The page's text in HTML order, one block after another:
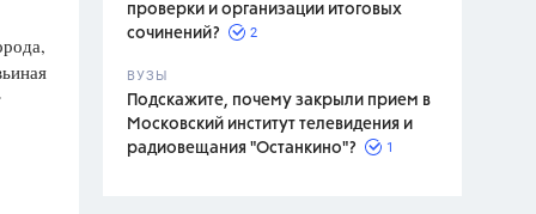
проверки и организации итоговых
сочинений?
2
ВУЗЫ
Подскажите, почему закрыли прием в
Московский институт телевидения и
радиовещания "Останкино"?
1